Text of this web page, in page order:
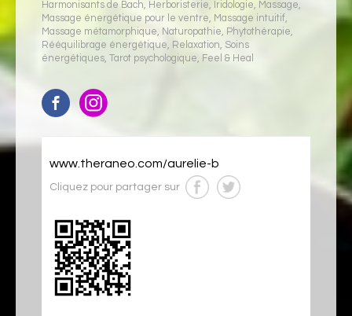
Harmonisants de Bach, Herboristerie, Iridologie, Massage,
Massage énergétique pour le ventre, Massage intuitif,
Massage métamorphique, Naturopathie, Phytothérapie,
Rééquilibrage énergétique, Relaxation, Soins
énergétiques, Tarot psychologique, Feel & Heal
www.theraneo.com/aurelie-b
Cliquez pour partager sur